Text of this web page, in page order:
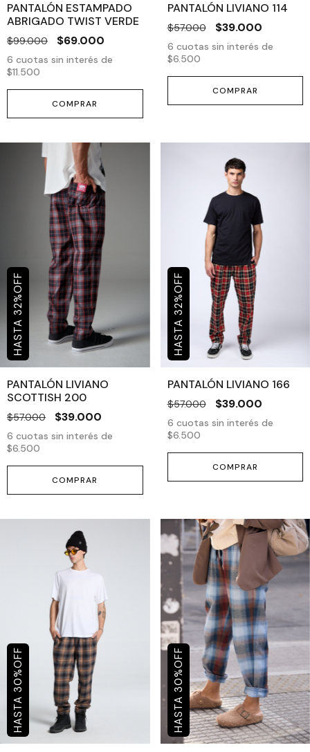
PANTALÓN ESTAMPADO
ABRIGADO TWIST VERDE
$99.000 $69.000
6 cuotas sin interés de
$11.500
COMPRAR
PANTALÓN LIVIANO 114
$57.000 $39.000
6 cuotas sin interés de
$6.500
COMPRAR
32
%
OFF
PANTALÓN LIVIANO
SCOTTISH 200
$57.000 $39.000
6 cuotas sin interés de
$6.500
COMPRAR
32
%
OFF
PANTALÓN LIVIANO 166
$57.000 $39.000
6 cuotas sin interés de
$6.500
COMPRAR
30
%
OFF
30
%
OFF